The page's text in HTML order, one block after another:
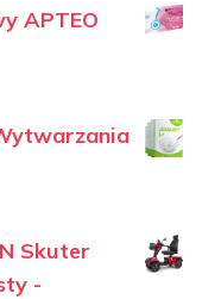
APTEO
Skuter
-